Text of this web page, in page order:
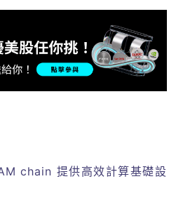
chain 提供高效計算基礎設